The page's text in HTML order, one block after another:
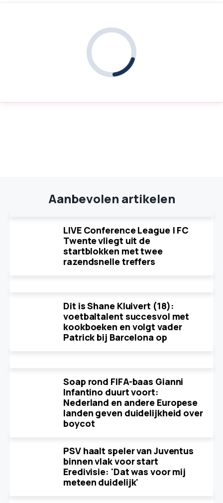
Aanbevolen artikelen
LIVE Conference League | FC
Twente vliegt uit de
startblokken met twee
razendsnelle treffers
Dit is Shane Kluivert (18):
voetbaltalent succesvol met
kookboeken en volgt vader
Patrick bij Barcelona op
Soap rond FIFA-baas Gianni
Infantino duurt voort:
Nederland en andere Europese
landen geven duidelijkheid over
boycot
PSV haalt speler van Juventus
binnen vlak voor start
Eredivisie: 'Dat was voor mij
meteen duidelijk'